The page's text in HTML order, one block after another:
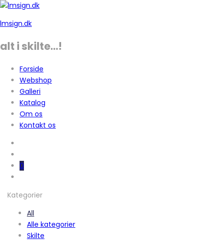
lmsign.dk
alt i skilte…!
Forside
Webshop
Galleri
Katalog
Om os
Kontakt os
0
Kategorier
All
Alle kategorier
Skilte